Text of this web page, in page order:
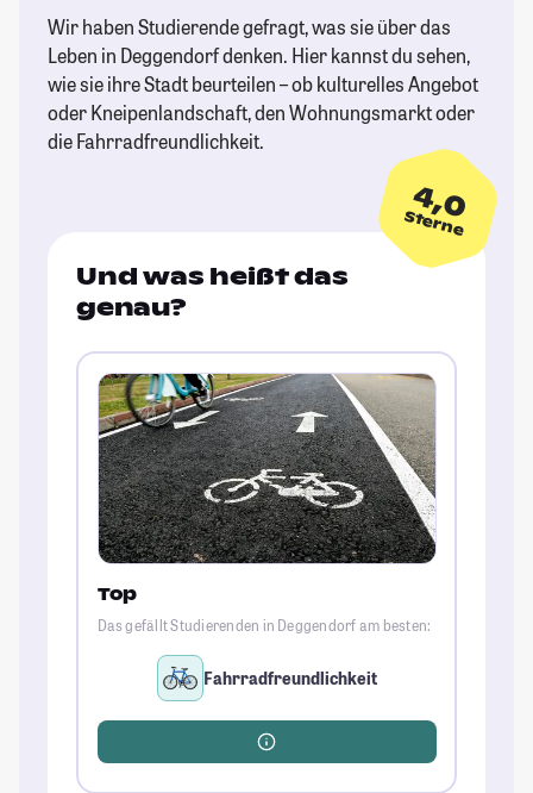
Wir haben Studierende gefragt, was sie über das
Leben in Deggendorf denken. Hier kannst du sehen,
wie sie ihre Stadt beurteilen – ob kulturelles Angebot
oder Kneipenlandschaft, den Wohnungsmarkt oder
die Fahrradfreundlichkeit.
4,0
Sterne
Und was heißt das
genau?
Top
Das gefällt Studierenden in Deggendorf am besten:
Fahrradfreundlichkeit